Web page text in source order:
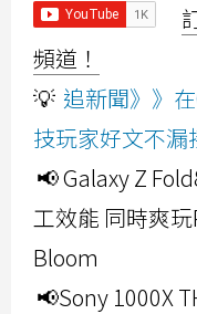
頻道！
💡 追新聞》》
技玩家好文不漏
📢 Galaxy Z
工效能 同時爽
Bloom
📢Sony 1000X